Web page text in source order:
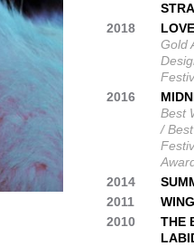
2018
Gold
2016
Best
/
2014
2011
2010
THE